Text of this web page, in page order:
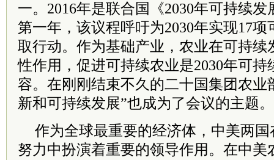
一。2016年是联合国《2030年可持续
第一年，该议程呼吁为2030年实现17
取行动。作为基础产业，农业在可持续
性作用，促进可持续农业是2030年可
容。在刚刚结束不久的二十国集团农业
新和可持续发展”也成为了会议的主题。
作为全球最重要的经济体，中美两
努力中扮演着重要的领导作用。在中美